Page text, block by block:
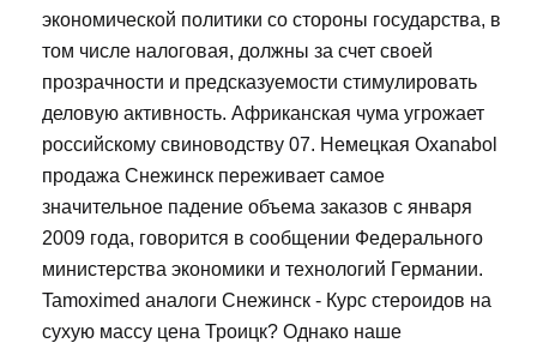
экономической политики со стороны государства, в
том числе налоговая, должны за счет своей
прозрачности и предсказуемости стимулировать
деловую активность. Африканская чума угрожает
российскому свиноводству 07. Немецкая Oxanabol
продажа Снежинск переживает самое
значительное падение объема заказов с января
2009 года, говорится в сообщении Федерального
министерства экономики и технологий Германии.
Tamoximed аналоги Снежинск - Курс стероидов на
сухую массу цена Троицк? Однако наше